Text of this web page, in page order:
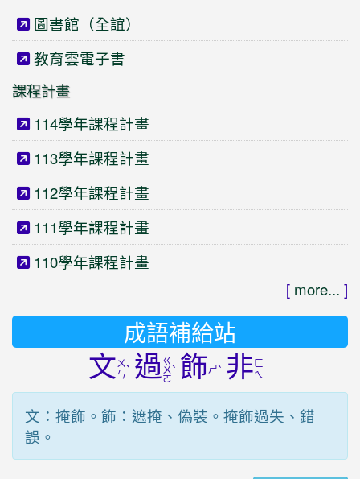
圖書館（全誼）
教育雲電子書
課程計畫
114學年課程計畫
113學年課程計畫
112學年課程計畫
111學年課程計畫
110學年課程計畫
[ more... ]
成語補給站
文ㄨ
ㄣˋ 過ㄍ
ㄨ
ㄛ
ˋ 飾ㄕˋ 非ㄈ
ㄟ
文：掩飾。飾：遮掩、偽裝。掩飾過失、錯
誤。